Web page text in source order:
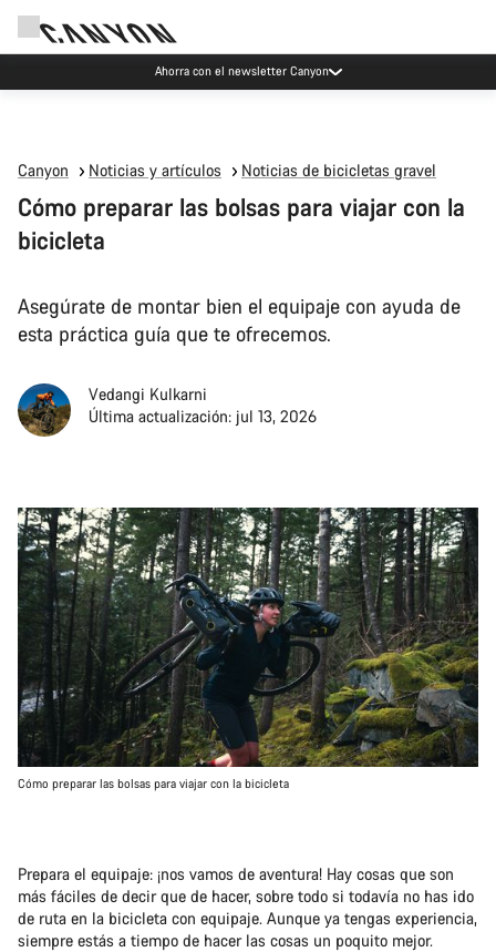
Ahorra con el newsletter Canyon
Canyon Noticias y artículos Noticias de bicicletas gravel
Cómo preparar las bolsas para viajar con la
bicicleta
Asegúrate de montar bien el equipaje con ayuda de
esta práctica guía que te ofrecemos.
Vedangi Kulkarni
Última actualización: jul 13, 2026
Cómo preparar las bolsas para viajar con la bicicleta
Prepara el equipaje: ¡nos vamos de aventura! Hay cosas que son
más fáciles de decir que de hacer, sobre todo si todavía no has ido
de ruta en la bicicleta con equipaje. Aunque ya tengas experiencia,
siempre estás a tiempo de hacer las cosas un poquito mejor.